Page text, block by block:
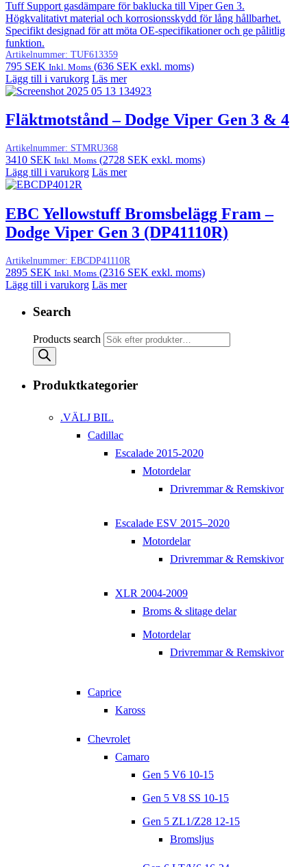
Tuff Support gasdämpare för baklucka till Viper Gen 3.
Högkvalitativt material och korrosionsskydd för lång hållbarhet.
Specifikt designad för att möta OE-specifikationer och ge pålitlig
funktion.
Artikelnummer: TUF613359
795 SEK Inkl. Moms (636 SEK exkl. moms)
Lägg till i varukorg Läs mer
Fläktmotstånd – Dodge Viper Gen 3 & 4
Artikelnummer: STMRU368
3410 SEK Inkl. Moms (2728 SEK exkl. moms)
Lägg till i varukorg Läs mer
EBC Yellowstuff Bromsbelägg Fram –
Dodge Viper Gen 3 (DP41110R)
Artikelnummer: EBCDP41110R
2895 SEK Inkl. Moms (2316 SEK exkl. moms)
Lägg till i varukorg Läs mer
Search
Products search
Produktkategorier
.VÄLJ BIL.
Cadillac
Escalade 2015-2020
Motordelar
Drivremmar & Remskivor
Escalade ESV 2015–2020
Motordelar
Drivremmar & Remskivor
XLR 2004-2009
Broms & slitage delar
Motordelar
Drivremmar & Remskivor
Caprice
Kaross
Chevrolet
Camaro
Gen 5 V6 10-15
Gen 5 V8 SS 10-15
Gen 5 ZL1/Z28 12-15
Bromsljus